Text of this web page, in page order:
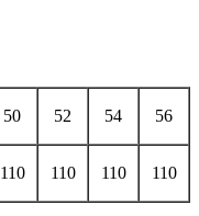
50 52 54 56
110 110 110 110